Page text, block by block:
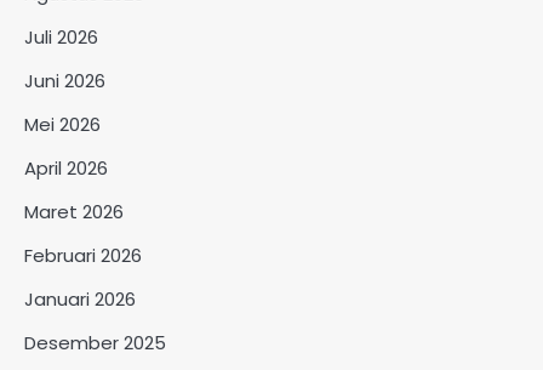
Juli 2026
Juni 2026
Mei 2026
April 2026
Maret 2026
Februari 2026
Januari 2026
Desember 2025